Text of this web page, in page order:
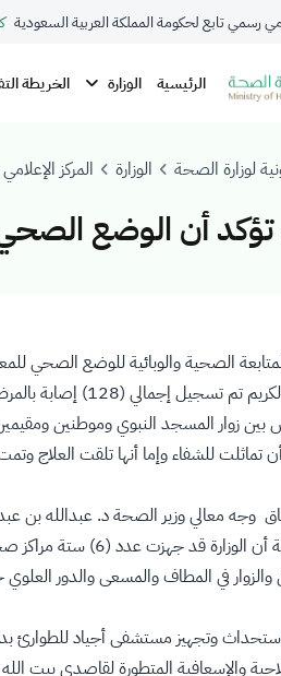
رسمي تابع لحكومة المملكة العربية السعودية
الرئيسية الوزارة الخريطة
لوزارة الصحة الوزارة المركز الإعلامي
أن الوضع
الصحية والوبائية للوضع الصحي
للشفاء وإما أنها تلقت العلاج
وجه معالي وزير الصحة د. عبدالله بن
في المطاف والمسعى والدور
وتجهيز مستشفى أجياد للطوارئ